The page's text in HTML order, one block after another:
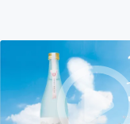
テクノロ
映像・映